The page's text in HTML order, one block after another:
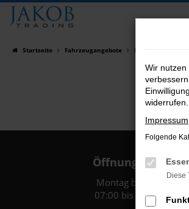
Zum
Hauptinhalt
Startseite Fahrzeugangebote Fahrzeugsuche
Öffnungszeiten:
Montag bis Freitag:
07:00 bis 18:00 Uhr
Wir
Impressum
Folgende
Diese